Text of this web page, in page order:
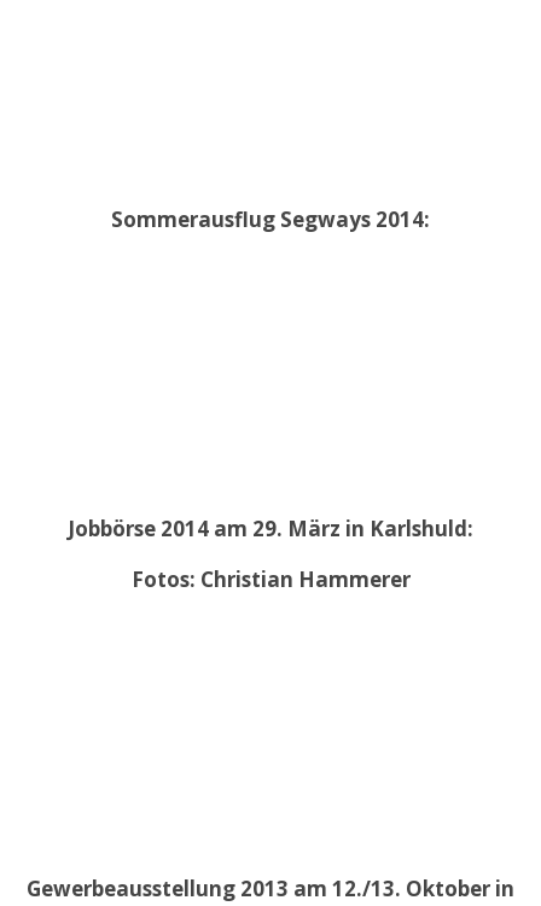
Sommerausflug Segways 2014:
Jobbörse 2014 am 29. März in Karlshuld:
Fotos: Christian Hammerer
Gewerbeausstellung 2013 am 12./13. Oktober in